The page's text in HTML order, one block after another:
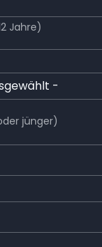
Jahre)
jünger)